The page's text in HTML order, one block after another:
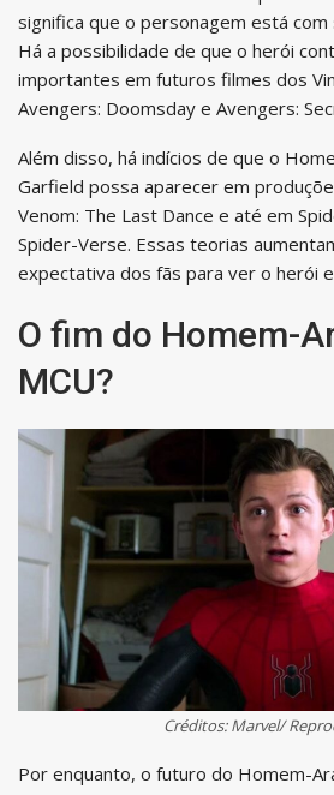
significa que o personagem está com
Há a possibilidade de que o herói
importantes em futuros filmes dos
Avengers: Doomsday e Avengers:
Além disso, há indícios de que o
Garfield possa aparecer em
Venom: The Last Dance e até em
Spider-Verse. Essas teorias
expectativa dos fãs para ver o herói
O fim do Homem-
MCU?
Créditos: Marvel/
Por enquanto, o futuro do Homem-